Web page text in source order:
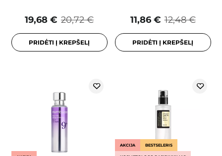
20,72 €
19,68 €
PRIDĖTI Į KREPŠELĮ
12,48 €
11,86 €
PRIDĖTI Į KREPŠELĮ
AKCIJA BESTSELERIS